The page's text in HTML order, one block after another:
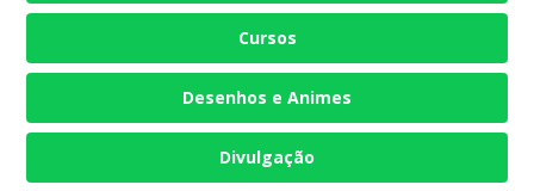
Cursos
Desenhos e Animes
Divulgação